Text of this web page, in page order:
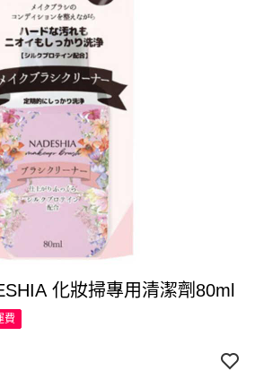
化妝掃專用清潔劑80ml
費